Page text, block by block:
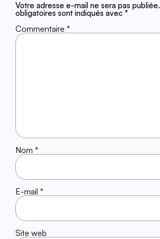
Votre adresse e-mail ne sera pas publiée.
obligatoires sont indiqués avec *
Commentaire *
Nom *
E-mail *
Site web